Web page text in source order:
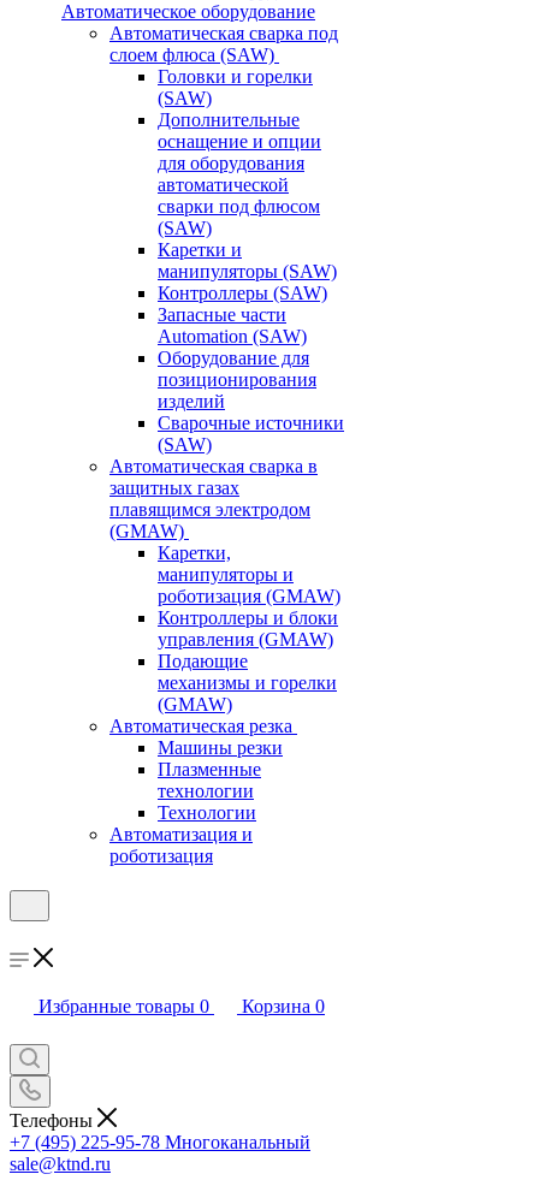
Автоматическое оборудование
Автоматическая сварка под
слоем флюса (SAW)
Головки и горелки
(SAW)
Дополнительные
оснащение и опции
для оборудования
автоматической
сварки под флюсом
(SAW)
Каретки и
манипуляторы (SAW)
Контроллеры (SAW)
Запасные части
Automation (SAW)
Оборудование для
позиционирования
изделий
Сварочные источники
(SAW)
Автоматическая сварка в
защитных газах
плавящимся электродом
(GMAW)
Каретки,
манипуляторы и
роботизация (GMAW)
Контроллеры и блоки
управления (GMAW)
Подающие
механизмы и горелки
(GMAW)
Автоматическая резка
Машины резки
Плазменные
технологии
Технологии
Автоматизация и
роботизация
Избранные товары 0 Корзина 0
Телефоны
+7 (495) 225-95-78 Многоканальный
sale@ktnd.ru